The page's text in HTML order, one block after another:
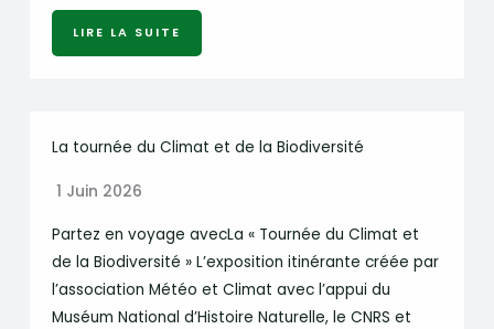
LIRE LA SUITE
La tournée du Climat et de la Biodiversité
1 Juin 2026
Partez en voyage avecLa « Tournée du Climat et
de la Biodiversité » L’exposition itinérante créée par
l’association Météo et Climat avec l’appui du
Muséum National d’Histoire Naturelle, le CNRS et